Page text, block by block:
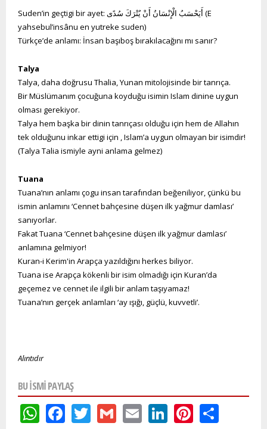
Suden’in geçtigi bir ayet: أَيَحْسَبُ الْإِنْسَانُ أَنْ يُتْرَكَ سُدًى (E
yahsebul’insânu en yutreke suden)
Türkçe’de anlamı: İnsan başıboş bırakılacağını mı sanır?
Talya
Talya, daha doğrusu Thalia, Yunan mitolojisinde bir tanrıça.
Bir Müslümanım çocuğuna koyduğu isimin Islam dinine uygun
olması gerekiyor.
Talya hem başka bir dinin tanrıçası olduğu için hem de Allahın
tek olduğunu inkar ettigi için , Islam’a uygun olmayan bir isimdir!
(Talya Talia ismiyle ayni anlama gelmez)
Tuana
Tuana’nın anlamı çogu insan tarafından beğeniliyor, çünkü bu
ismin anlamını ‘Cennet bahçesine düşen ilk yağmur damlası’
sanıyorlar.
Fakat Tuana ‘Cennet bahçesine düşen ilk yağmur damlası’
anlamına gelmiyor!
Kuran-i Kerim'in Arapça yazıldığını herkes biliyor.
Tuana ise Arapça kökenli bir isim olmadığı için Kuran’da
geçemez ve cennet ile ilgili bir anlam taşıyamaz!
Tuana’nın gerçek anlamları ‘ay ışığı, güçlü, kuvvetli’.
Alıntıdır
BU ISMI PAYLAŞ
WhatsApp
Facebook
Twitter
GmailEmailLinkedIn